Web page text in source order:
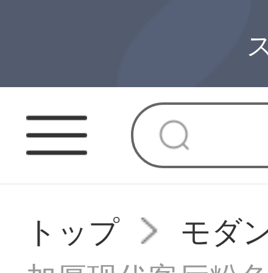
トップ
モダ